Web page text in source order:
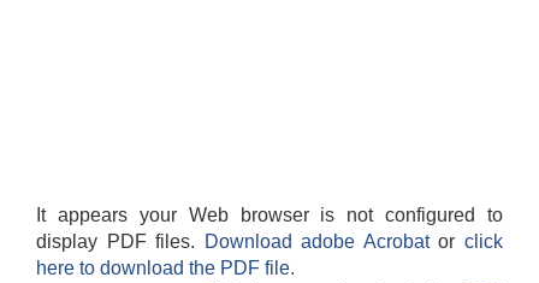
It appears your Web browser is not configured to
display PDF files.
Download adobe Acrobatorclick
here to download the PDF file.